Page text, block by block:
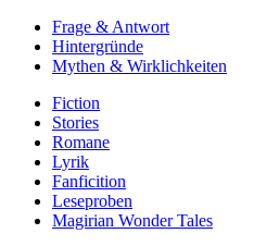
Frage & Antwort
Hintergründe
Mythen & Wirklichkeiten
Fiction
Stories
Romane
Lyrik
Fanficition
Leseproben
Magirian Wonder Tales